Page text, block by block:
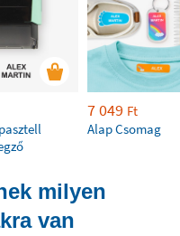
7 049 Ft
Alap Csomag
milyen
van